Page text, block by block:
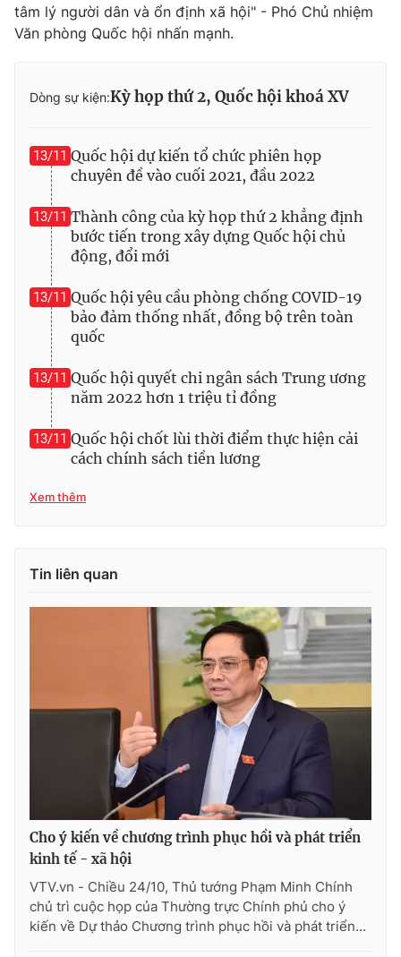
tâm lý người dân và ổn định xã hội" - Phó Chủ nhiệm
Văn phòng Quốc hội nhấn mạnh.
Dòng sự kiện:Kỳ họp thứ 2, Quốc hội khoá XV
13/11 Quốc hội dự kiến tổ chức phiên họp
chuyên đề vào cuối 2021, đầu 2022
13/11 Thành công của kỳ họp thứ 2 khẳng định
bước tiến trong xây dựng Quốc hội chủ
động, đổi mới
13/11 Quốc hội yêu cầu phòng chống COVID-19
bảo đảm thống nhất, đồng bộ trên toàn
quốc
13/11 Quốc hội quyết chi ngân sách Trung ương
năm 2022 hơn 1 triệu tỉ đồng
13/11 Quốc hội chốt lùi thời điểm thực hiện cải
cách chính sách tiền lương
Xem thêm
Tin liên quan
Cho ý kiến về chương trình phục hồi và phát triển
kinh tế - xã hội
VTV.vn - Chiều 24/10, Thủ tướng Phạm Minh Chính
chủ trì cuộc họp của Thường trực Chính phủ cho ý
kiến về Dự thảo Chương trình phục hồi và phát triển...